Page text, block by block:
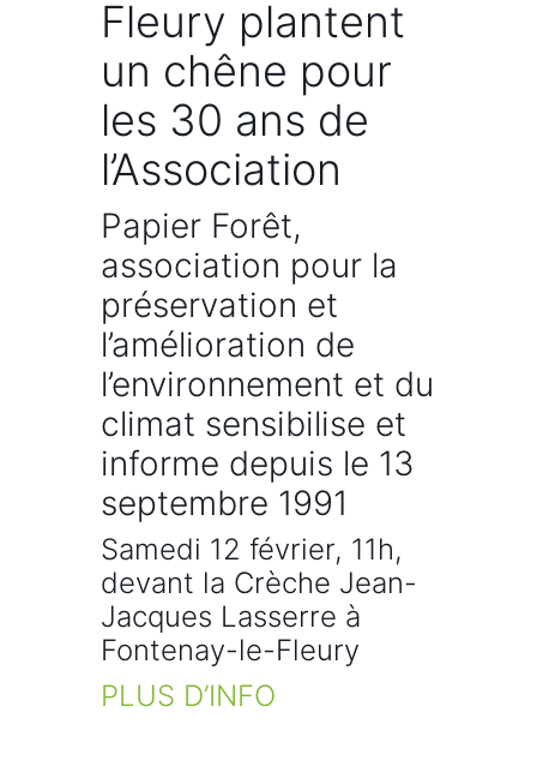
Fleury plantent
un chêne pour
les 30 ans de
l’Association
Papier Forêt,
association pour la
préservation et
l’amélioration de
l’environnement et du
climat sensibilise et
informe depuis le 13
septembre 1991
Samedi 12 février, 11h,
devant la Crèche Jean-
Jacques Lasserre à
Fontenay-le-Fleury
PLUS D’INFO